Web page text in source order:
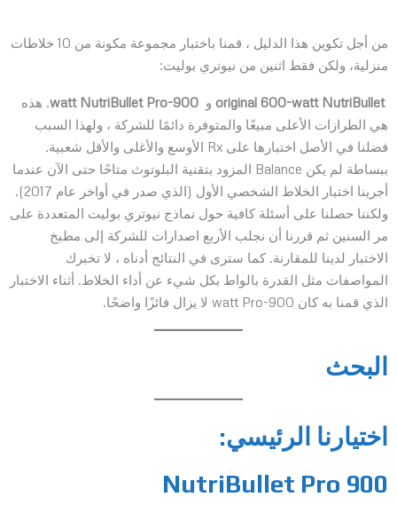
من أجل تكوين هذا الدليل ، قمنا باختبار مجموعة مكونة من 10 خلاطات
منزلية، ولكن فقط اثنين من نيوتري بوليت:
original 600-watt NutriBullet و
. هذه
هي الطرازات الأعلى مبيعًا والمتوفرة دائمًا للشركة ، ولهذا السبب
فضلنا في الأصل اختبارها على Rx الأوسع والأغلى والأقل شعبية.
ببساطة لم يكن Balance المزود بتقنية البلوتوث متاحًا حتى الآن عندما
أجرينا اختبار الخلاط الشخصي الأول (الذي صدر في أواخر عام 2017).
ولكننا حصلنا على أسئلة كافية حول نماذج نيوتري بوليت المتعددة على
مر السنين ثم قررنا أن نجلب الأربع اصدارات للشركة إلى مطبخ
الاختبار لدينا للمقارنة. كما سترى في النتائج أدناه ، لا تخبرك
المواصفات مثل القدرة بالواط بكل شيء عن أداء الخلاط. أثناء الاختبار
الذي قمنا به كان 900-watt Pro لا يزال فائزًا واضحًا.
البحث
اختيارنا الرئيسي:
NutriBullet Pro 900